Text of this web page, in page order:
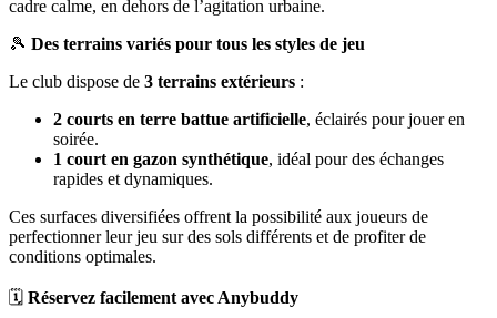
cadre calme, en dehors de l’agitation urbaine.
🎾 Des terrains variés pour tous les styles de jeu
Le club dispose de 3 terrains extérieurs :
2 courts en terre battue artificielle, éclairés pour jouer en
soirée.
1 court en gazon synthétique, idéal pour des échanges
rapides et dynamiques.
Ces surfaces diversifiées offrent la possibilité aux joueurs de
perfectionner leur jeu sur des sols différents et de profiter de
conditions optimales.
🗓️ Réservez facilement avec Anybuddy